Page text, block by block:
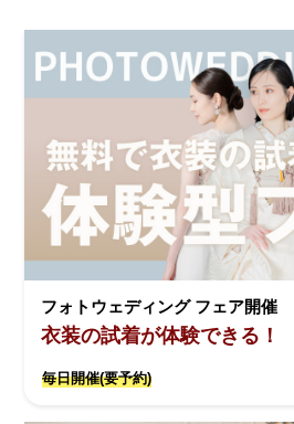
フォトウェディング フェア開催
衣装の試着が体験できる！
毎日開催(要予約)